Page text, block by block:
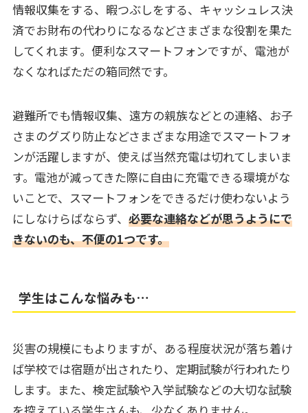
情報収集をする、暇つぶしをする、キャッシュレス決
済でお財布の代わりになるなどさまざまな役割を果た
してくれます。便利なスマートフォンですが、電池が
なくなればただの箱同然です。
避難所でも情報収集、遠方の親族などとの連絡、お子
さまのグズり防止などさまざまな用途でスマートフォ
ンが活躍しますが、使えば当然充電は切れてしまいま
す。電池が減ってきた際に自由に充電できる環境がな
いことで、スマートフォンをできるだけ使わないよう
にしなけらばならず、 必要な連絡などが思うようにで
きないのも、不便の1つです。
学生はこんな悩みも…
災害の規模にもよりますが、ある程度状況が落ち着け
ば学校では宿題が出されたり、定期試験が行われたり
します。また、検定試験や入学試験などの大切な試験